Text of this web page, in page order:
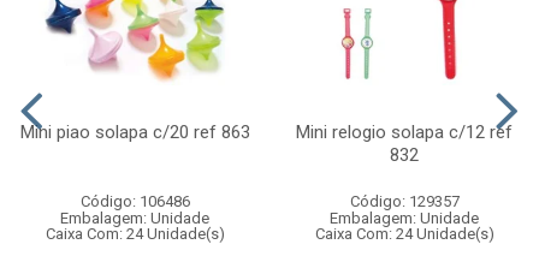
Mini piao solapa c/20 ref 863
Código: 106486
Embalagem: Unidade
Caixa Com: 24 Unidade(s)
Mini relogio solapa c/12 ref
832
Código: 129357
Embalagem: Unidade
Caixa Com: 24 Unidade(s)